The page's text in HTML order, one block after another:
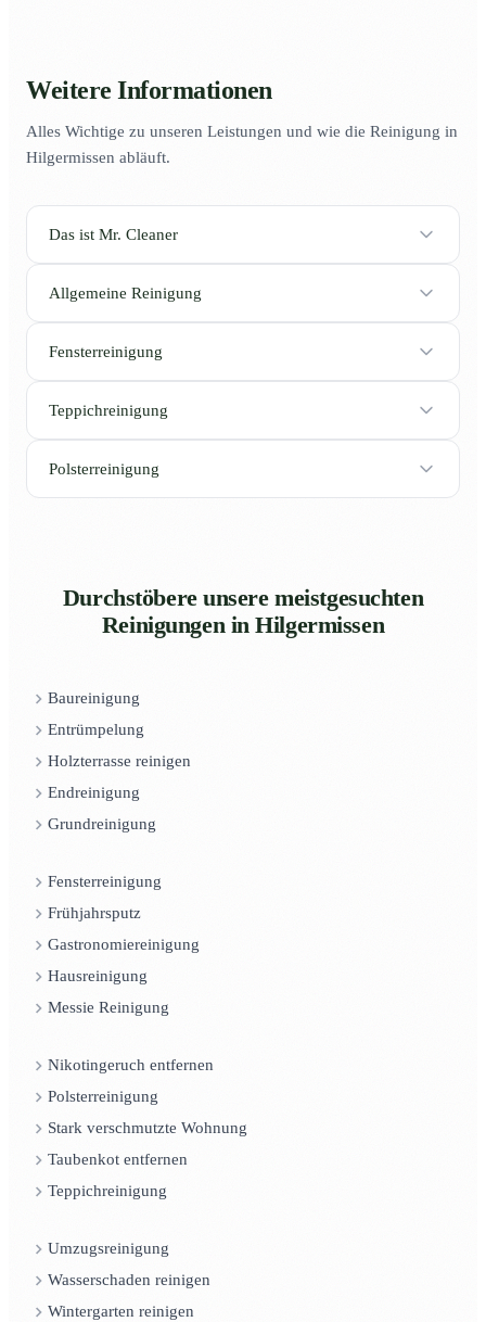
Weitere Informationen
Alles Wichtige zu unseren Leistungen und wie die Reinigung in
Hilgermissen abläuft.
Das ist Mr. Cleaner
Allgemeine Reinigung
Fensterreinigung
Teppichreinigung
Polsterreinigung
Durchstöbere unsere meistgesuchten
Reinigungen in Hilgermissen
Baureinigung
Entrümpelung
Holzterrasse reinigen
Endreinigung
Grundreinigung
Fensterreinigung
Frühjahrsputz
Gastronomiereinigung
Hausreinigung
Messie Reinigung
Nikotingeruch entfernen
Polsterreinigung
Stark verschmutzte Wohnung
Taubenkot entfernen
Teppichreinigung
Umzugsreinigung
Wasserschaden reinigen
Wintergarten reinigen